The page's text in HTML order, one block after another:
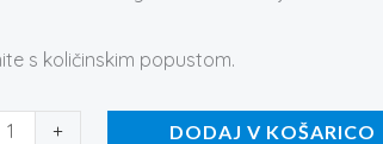
s količinskim popustom.
+ DODAJ V KOŠARICO